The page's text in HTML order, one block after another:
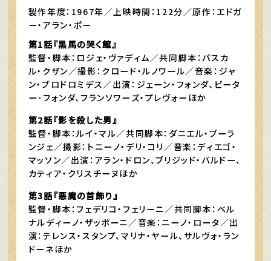
製作年度：1967年／上映時間：122分／原作：エドガ
ー・アラン・ポー
第1話『黒馬の哭く館』
監督・脚本：ロジェ・ヴァディム／共同脚本：パスカ
ル・クザン／撮影：クロード・ルノワール／音楽：ジャ
ン・プロドロミデス／出演：ジェーン・フォンダ、ピータ
ー･フォンダ、フランソワーズ・プレヴォーほか
第2話『影を殺した男』
監督・脚本：ルイ・マル／共同脚本：ダニエル・ブーラ
ンジェ／撮影：トニーノ・デリ・コリ／音楽：ディエゴ・
マッソン／出演：アラン・ドロン、ブリジッド・バルドー、
カティア・クリスチーヌほか
第3話『悪魔の首飾り』
監督・脚本：フェデリコ・フェリーニ／共同脚本：ベル
ナルディーノ・ザッポーニ／音楽：ニーノ・ロータ／出
演：テレンス・スタンプ、マリナ・ヤール、サルヴォ・ラン
ドーネほか